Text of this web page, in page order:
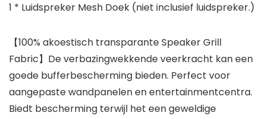
1 * Luidspreker Mesh Doek (niet inclusief luidspreker.)
【100% akoestisch transparante Speaker Grill
Fabric】De verbazingwekkende veerkracht kan een
goede bufferbescherming bieden. Perfect voor
aangepaste wandpanelen en entertainmentcentra.
Biedt bescherming terwijl het een geweldige